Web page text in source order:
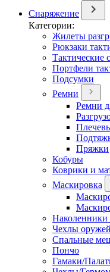
Снаряжение
Категории:
Жилеты
Рюкзаки
Тактические
Портфели
Подсумки
Ремни
Ремни
Пряжки
Кобуры
Коврики и
Маскировка
Наколенники
Чехлы
Спальные
Пончо
Гамаки/